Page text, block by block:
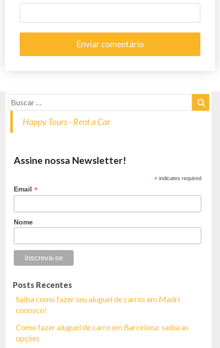
Happy Tours - Rent a Car
Assine nossa Newsletter!
* indicates required
Email*
Nome
Posts Recentes
Saiba como fazer seu aluguel de carros em Madri
conosco!
Como fazer aluguel de carro em Barcelona: saiba as
opções